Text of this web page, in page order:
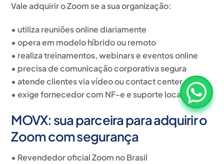
Vale adquirir o Zoom se a sua organização:
• utiliza reuniões online diariamente
• opera em modelo híbrido ou remoto
• realiza treinamentos, webinars e eventos online
• precisa de comunicação corporativa segura
• atende clientes via vídeo ou contact center
• exige fornecedor com NF-e e suporte local
MOVX: sua parceira para adquirir o
Zoom com segurança
• Revendedor oficial Zoom no Brasil